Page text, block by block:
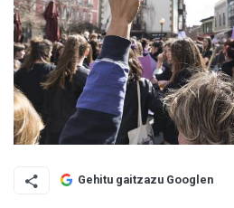
Gehitu gaitzazu Googlen